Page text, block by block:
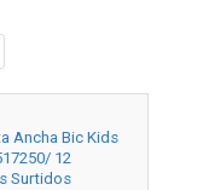
Ancha Bic Kids
12
Surtidos